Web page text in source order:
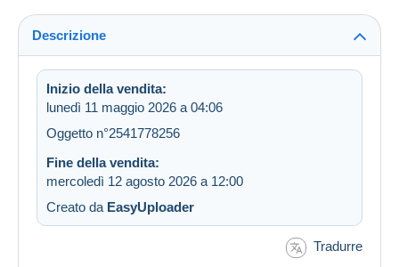
Descrizione
Inizio della vendita:
lunedì 11 maggio 2026 a 04:06
Oggetto n°2541778256
Fine della vendita:
mercoledì 12 agosto 2026 a 12:00
Creato da EasyUploader
Tradurre